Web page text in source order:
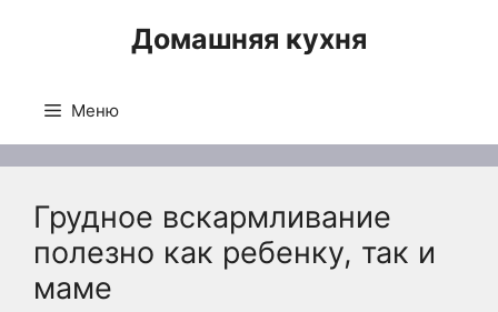
Домашняя кухня
Меню
Грудное вскармливание
полезно как ребенку, так и
маме